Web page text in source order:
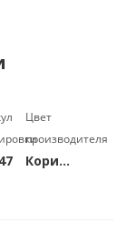
Цвет
производителя
Коричневый